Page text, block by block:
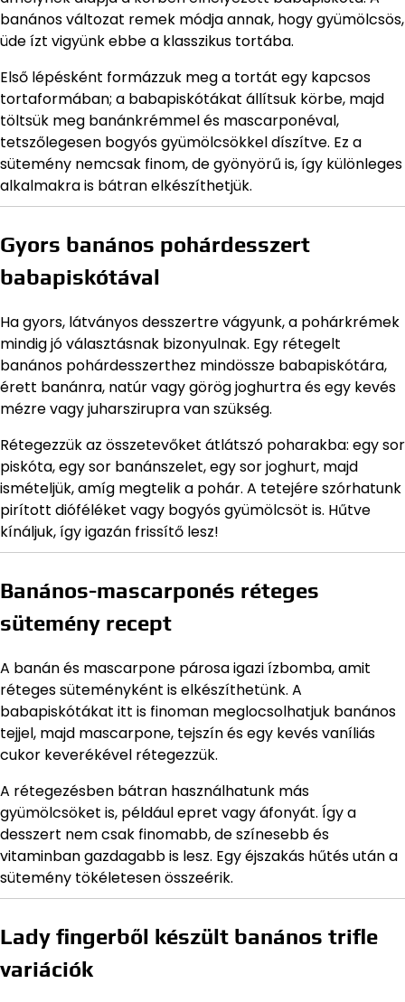
banános változat remek módja annak, hogy gyümölcsös,
üde ízt vigyünk ebbe a klasszikus tortába.
Első lépésként formázzuk meg a tortát egy kapcsos
tortaformában; a babapiskótákat állítsuk körbe, majd
töltsük meg banánkrémmel és mascarponéval,
tetszőlegesen bogyós gyümölcsökkel díszítve. Ez a
sütemény nemcsak finom, de gyönyörű is, így különleges
alkalmakra is bátran elkészíthetjük.
Gyors banános pohárdesszert
babapiskótával
Ha gyors, látványos desszertre vágyunk, a pohárkrémek
mindig jó választásnak bizonyulnak. Egy rétegelt
banános pohárdesszerthez mindössze babapiskótára,
érett banánra, natúr vagy görög joghurtra és egy kevés
mézre vagy juharszirupra van szükség.
Rétegezzük az összetevőket átlátszó poharakba: egy sor
piskóta, egy sor banánszelet, egy sor joghurt, majd
ismételjük, amíg megtelik a pohár. A tetejére szórhatunk
pirított dióféléket vagy bogyós gyümölcsöt is. Hűtve
kínáljuk, így igazán frissítő lesz!
Banános-mascarponés réteges
sütemény recept
A banán és mascarpone párosa igazi ízbomba, amit
réteges süteményként is elkészíthetünk. A
babapiskótákat itt is finoman meglocsolhatjuk banános
tejjel, majd mascarpone, tejszín és egy kevés vaníliás
cukor keverékével rétegezzük.
A rétegezésben bátran használhatunk más
gyümölcsöket is, például epret vagy áfonyát. Így a
desszert nem csak finomabb, de színesebb és
vitaminban gazdagabb is lesz. Egy éjszakás hűtés után a
sütemény tökéletesen összeérik.
Lady fingerből készült banános trifle
variációk